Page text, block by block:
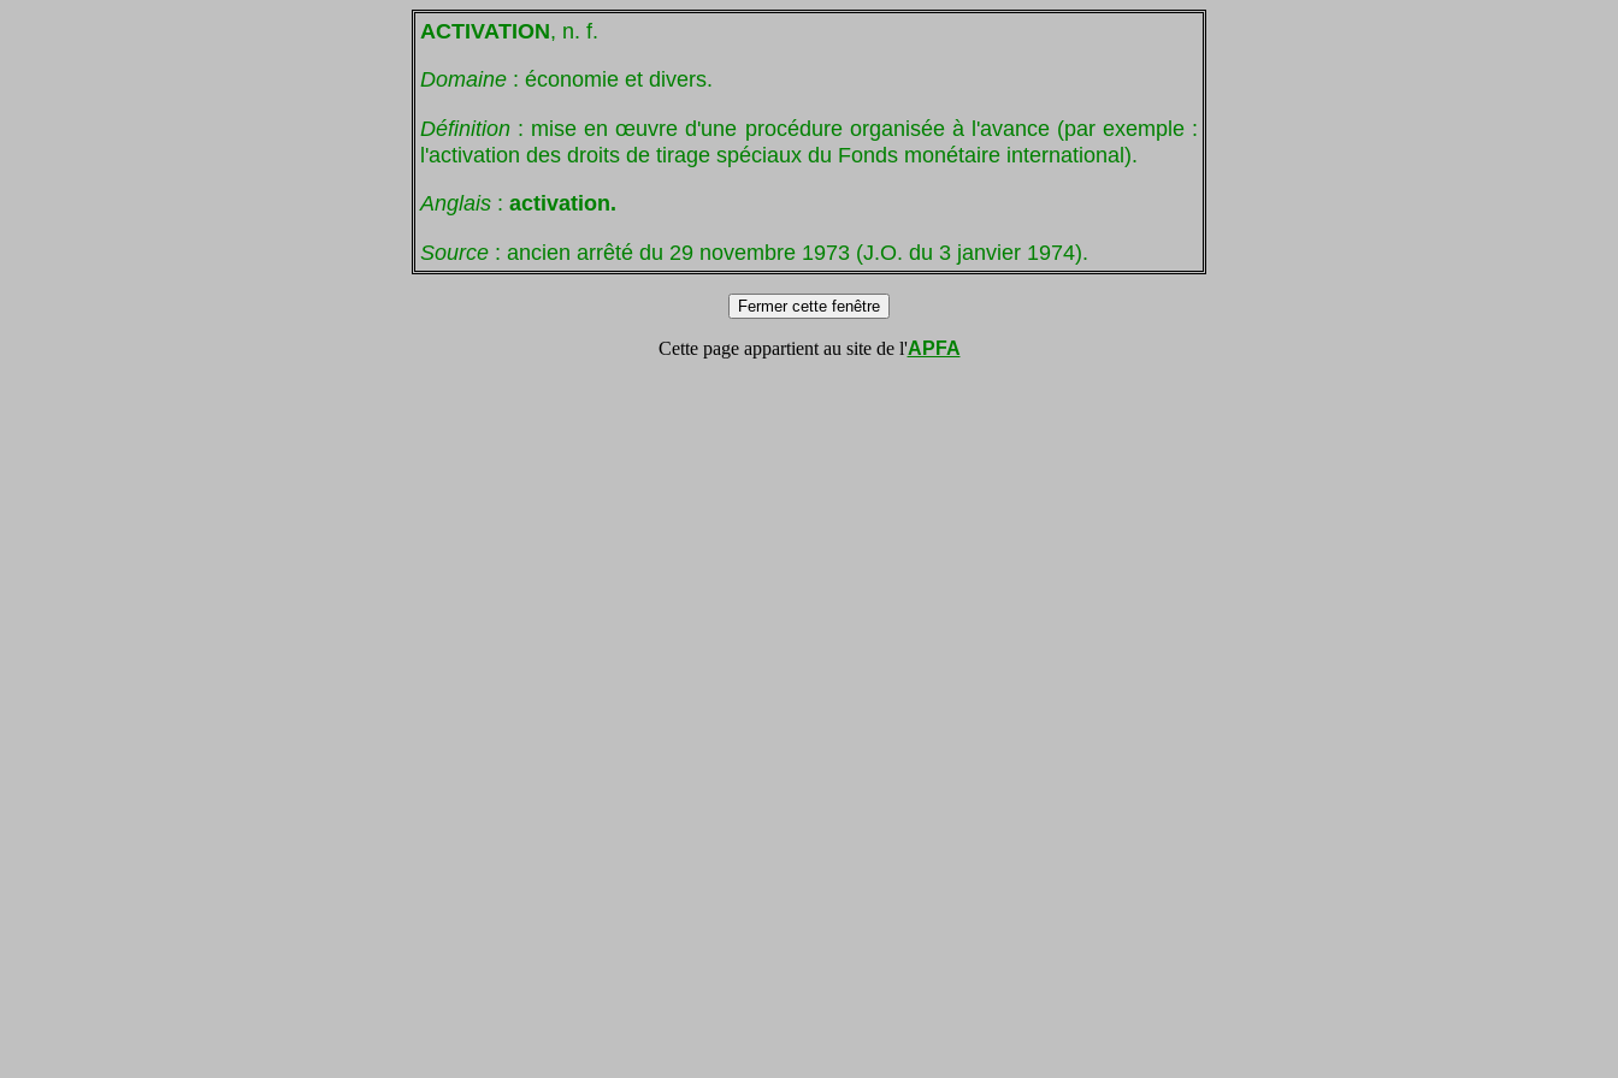
ACTIVATION, n. f.
Domaine : économie et divers.
Définition : mise en œuvre d'une procédure organisée à l'avance (par exemple :
l'activation des droits de tirage spéciaux du Fonds monétaire international).
Anglais : activation.
Source : ancien arrêté du 29 novembre 1973 (J.O. du 3 janvier 1974).
Cette page appartient au site de l'APFA